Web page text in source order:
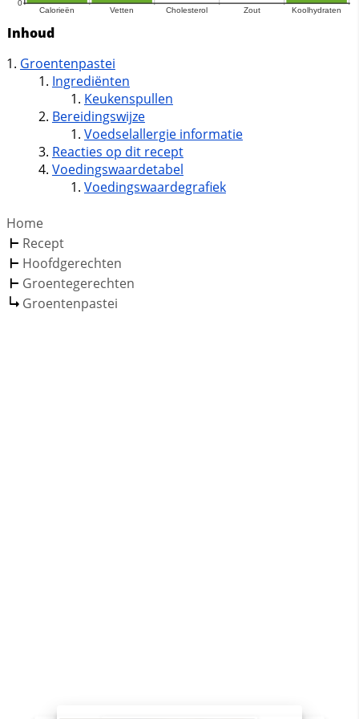
Inhoud
Groentenpastei
Ingrediënten
Keukenspullen
Bereidingswijze
Voedselallergie informatie
Reacties op dit recept
Voedingswaardetabel
Voedingswaardegrafiek
Home
Recept
Hoofdgerechten
Groentegerechten
Groentenpastei